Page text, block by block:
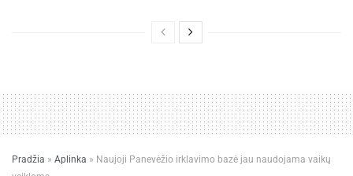
Pradžia » Aplinka » Naujoji Panevėžio irklavimo bazė jau naudojama vaikų